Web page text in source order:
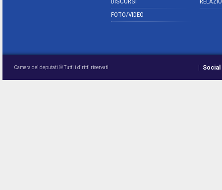
FOTO/VIDEO
Camera dei deputati © Tutti i diritti riservati Social